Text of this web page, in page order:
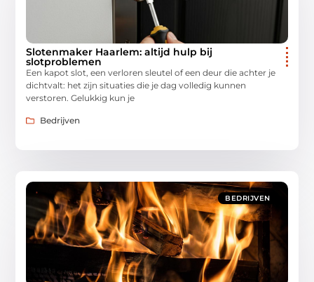
Slotenmaker Haarlem: altijd hulp bij
slotproblemen
Een kapot slot, een verloren sleutel of een deur die achter je
dichtvalt: het zijn situaties die je dag volledig kunnen
verstoren. Gelukkig kun je
Bedrijven
BEDRIJVEN